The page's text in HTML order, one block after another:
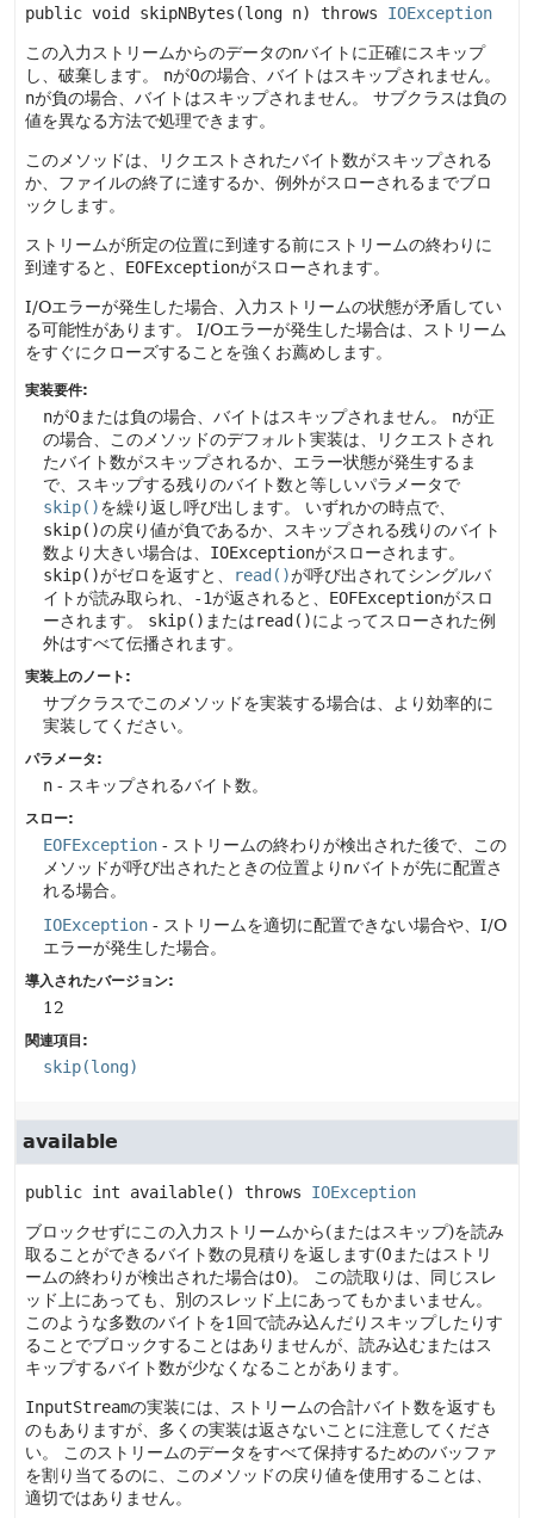
public void skipNBytes (long n) throws IOException
この入力ストリームからのデータのnバイトに正確にスキップ
し、破棄します。
nが0の場合、バイトはスキップされません。
nが負の場合、バイトはスキップされません。
サブクラスは負の
値を異なる方法で処理できます。
このメソッドは、リクエストされたバイト数がスキップされる
か、ファイルの終了に達するか、例外がスローされるまでブロ
ックします。
ストリームが所定の位置に到達する前にストリームの終わりに
到達すると、 EOFExceptionがスローされます。
I/Oエラーが発生した場合、入力ストリームの状態が矛盾してい
る可能性があります。
I/Oエラーが発生した場合は、ストリーム
をすぐにクローズすることを強くお薦めします。
実装要件:
nが0または負の場合、バイトはスキップされません。 nが正
の場合、このメソッドのデフォルト実装は、リクエストされ
たバイト数がスキップされるか、エラー状態が発生するま
で、スキップする残りのバイト数と等しいパラメータで
skip()を繰り返し呼び出します。
いずれかの時点で、
skip()の戻り値が負であるか、スキップされる残りのバイト
数より大きい場合は、 IOExceptionがスローされます。
skip()がゼロを返すと、 read()が呼び出されてシングルバ
イトが読み取られ、
-1が返されると、 EOFExceptionがスロ
ーされます。
skip() またはread()によってスローされた例
外はすべて伝播されます。
実装上のノート:
サブクラスでこのメソッドを実装する場合は、より効率的に
実装してください。
パラメータ:
n - スキップされるバイト数。
スロー:
EOFException - ストリームの終わりが検出された後で、この
メソッドが呼び出されたときの位置より nバイトが先に配置さ
れる場合。
IOException - ストリームを適切に配置できない場合や、I/O
エラーが発生した場合。
導入されたバージョン:
12
関連項目:
skip(long)
available
public int available() throws IOException
ブロックせずにこの入力ストリームから(またはスキップ)を読み
取ることができるバイト数の見積りを返します(0またはストリ
ームの終わりが検出された場合は0)。
この読取りは、同じスレ
ッド上にあっても、別のスレッド上にあってもかまいません。
このような多数のバイトを1回で読み込んだりスキップしたりす
ることでブロックすることはありませんが、読み込むまたはス
キップするバイト数が少なくなることがあります。
InputStreamの実装には、ストリームの合計バイト数を返すも
のもありますが、多くの実装は返さないことに注意してくださ
い。
このストリームのデータをすべて保持するためのバッファ
を割り当てるのに、このメソッドの戻り値を使用することは、
適切ではありません。